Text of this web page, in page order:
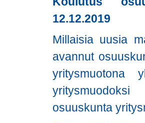
12.12.2019
Millaisia uusia
avannut
yritysmuotona
osuuskunta